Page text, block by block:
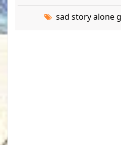
sad story alone